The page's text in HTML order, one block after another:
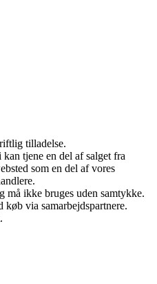
tilladelse.
tjene en del af salget fra
som en del af vores
ikke bruges uden samtykke.
via samarbejdspartnere.